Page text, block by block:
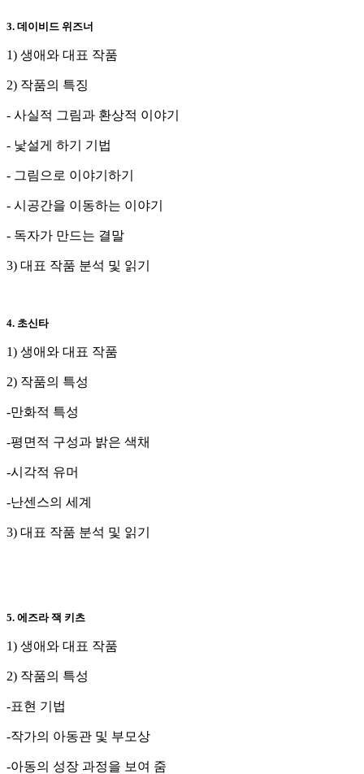
3. 데이비드 위즈너
1) 생애와 대표 작품
2) 작품의 특징
- 사실적 그림과 환상적 이야기
- 낯설게 하기 기법
- 그림으로 이야기하기
- 시공간을 이동하는 이야기
- 독자가 만드는 결말
3) 대표 작품 분석 및 읽기
4. 초신타
1) 생애와 대표 작품
2) 작품의 특성
-만화적 특성
-평면적 구성과 밝은 색채
-시각적 유머
-난센스의 세계
3) 대표 작품 분석 및 읽기
5. 에즈라 잭 키츠
1) 생애와 대표 작품
2) 작품의 특성
-표현 기법
-작가의 아동관 및 부모상
-아동의 성장 과정을 보여 줌